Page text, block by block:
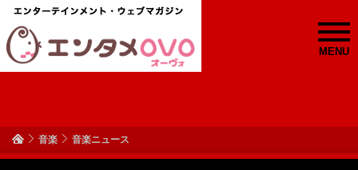
MENU
音楽 音楽ニュース